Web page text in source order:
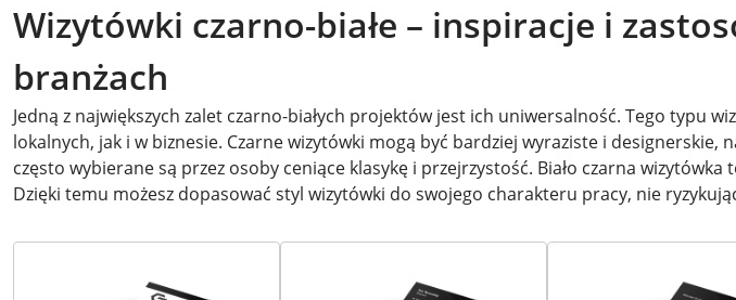
Wizytówki czarno-białe – inspiracje i
branżach
Jedną z największych zalet czarno-białych projektów jest ich uniwersalność. Tego typu
lokalnych, jak i w biznesie. Czarne wizytówki mogą być bardziej wyraziste i designerskie,
często wybierane są przez osoby ceniące klasykę i przejrzystość. Biało czarna
Dzięki temu możesz dopasować styl wizytówki do swojego charakteru pracy, nie